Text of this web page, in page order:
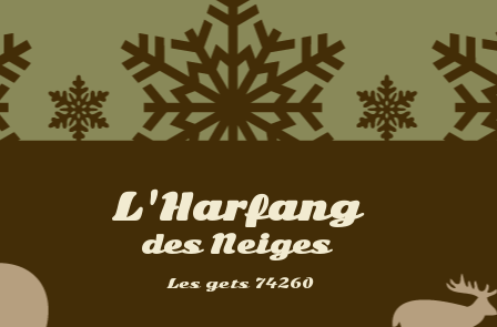
L'Harfang
des Neiges
Les gets 74260